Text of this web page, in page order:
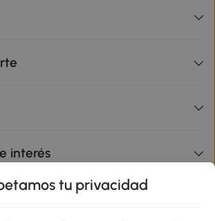
interés
tu privacidad